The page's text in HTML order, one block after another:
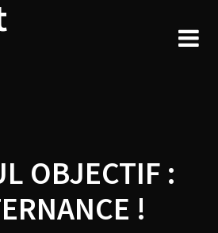
OBJECTIF :
!